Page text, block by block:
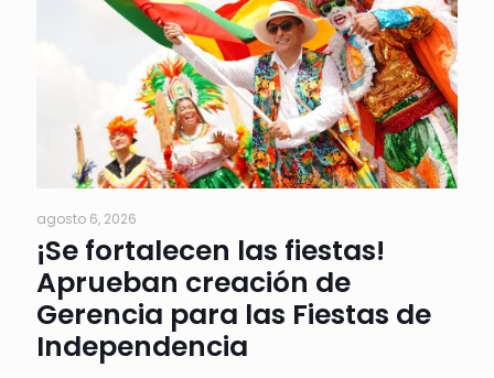
agosto 6, 2026
¡Se fortalecen las fiestas!
Aprueban creación de
Gerencia para las Fiestas de
Independencia